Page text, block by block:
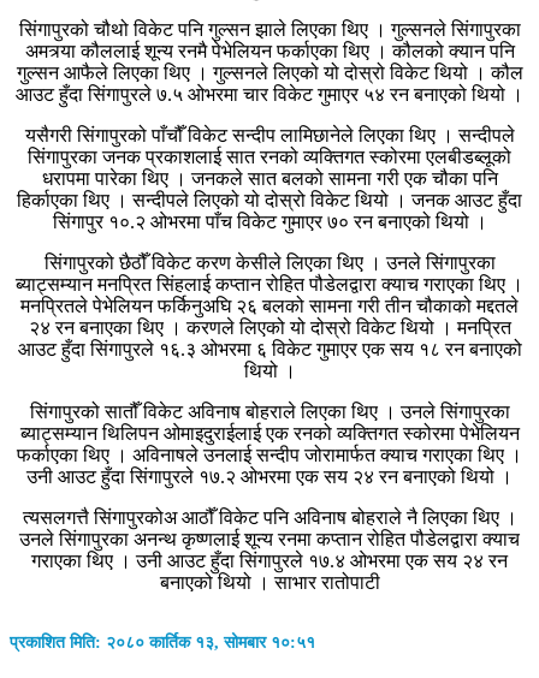
सिंगापुरको चौथो विकेट पनि गुल्सन झाले लिएका थिए । गुल्सनले सिंगापुरका
अमत्र्या कौललाई शून्य रनमै पेभेलियन फर्काएका थिए । कौलको क्यान पनि
गुल्सन आफैले लिएका थिए । गुल्सनले लिएको यो दोस्रो विकेट थियो । कौल
आउट हुँदा सिंगापुरले ७.५ ओभरमा चार विकेट गुमाएर ५४ रन बनाएको थियो ।
यसैगरी सिंगापुरको पाँचौँ विकेट सन्दीप लामिछानेले लिएका थिए । सन्दीपले
सिंगापुरका जनक प्रकाशलाई सात रनको व्यक्तिगत स्कोरमा एलबीडब्लूको
धरापमा पारेका थिए । जनकले सात बलको सामना गरी एक चौका पनि
हिर्काएका थिए । सन्दीपले लिएको यो दोस्रो विकेट थियो । जनक आउट हुँदा
सिंगापुर १०.२ ओभरमा पाँच विकेट गुमाएर ७० रन बनाएको थियो ।
सिंगापुरको छैठौँ विकेट करण केसीले लिएका थिए । उनले सिंगापुरका
ब्याट्सम्यान मनप्रित सिंहलाई कप्तान रोहित पौडेलद्वारा क्याच गराएका थिए ।
मनप्रितले पेभेलियन फर्किनुअघि २६ बलको सामना गरी तीन चौकाको मद्दतले
२४ रन बनाएका थिए । करणले लिएको यो दोस्रो विकेट थियो । मनप्रित
आउट हुँदा सिंगापुरले १६.३ ओभरमा ६ विकेट गुमाएर एक सय १८ रन बनाएको
थियो ।
सिंगापुरको सातौँ विकेट अविनाष बोहराले लिएका थिए । उनले सिंगापुरका
ब्याट्सम्यान थिलिपन ओमाइदुराईलाई एक रनको व्यक्तिगत स्कोरमा पेभेलियन
फर्काएका थिए । अविनाषले उनलाई सन्दीप जोरामार्फत क्याच गराएका थिए ।
उनी आउट हुँदा सिंगापुरले १७.२ ओभरमा एक सय २४ रन बनाएको थियो ।
त्यसलगत्तै सिंगापुरकोअ आठौँ विकेट पनि अविनाष बोहराले नै लिएका थिए ।
उनले सिंगापुरका अनन्थ कृष्णलाई शून्य रनमा कप्तान रोहित पौडेलद्वारा क्याच
गराएका थिए । उनी आउट हुँदा सिंगापुरले १७.४ ओभरमा एक सय २४ रन
बनाएको थियो । साभार रातोपाटी
प्रकाशित मिति: २०८० कार्तिक १३, सोमबार १०:५१